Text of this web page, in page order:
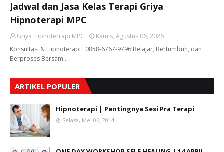
Jadwal dan Jasa Kelas Terapi Griya
Hipnoterapi MPC
Griya Hipnoterrapi MPC
Kamis, Agustus 06, 2026
Konsultasi & Hipnoterapi : 0858-6767-9796 Belajar, Bertumbuh, dan
Berproses Bersam…
ARTIKEL POPULER
Hipnoterapi | Pentingnya Sesi Pra Terapi
Selasa, Mei 06, 2014